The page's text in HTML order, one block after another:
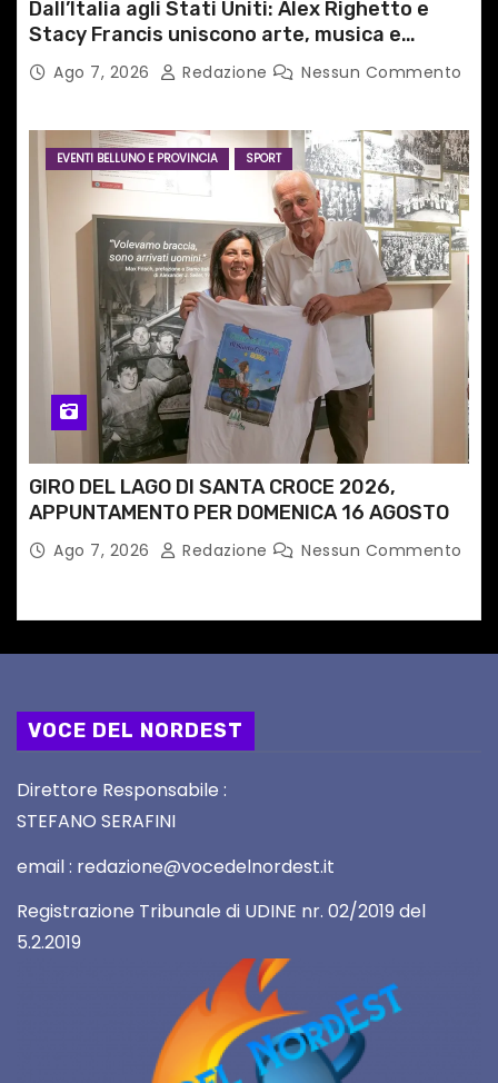
Dall’Italia agli Stati Uniti: Alex Righetto e
Stacy Francis uniscono arte, musica e
tecnologia in un nuovo progetto
internazionale”
Ago 7, 2026 Redazione Nessun Commento
EVENTI BELLUNO E PROVINCIA SPORT
GIRO DEL LAGO DI SANTA CROCE 2026,
APPUNTAMENTO PER DOMENICA 16 AGOSTO
Ago 7, 2026 Redazione Nessun Commento
VOCE DEL NORDEST
Direttore Responsabile :
STEFANO SERAFINI
email : redazione@vocedelnordest.it
Registrazione Tribunale di UDINE nr. 02/2019 del
5.2.2019